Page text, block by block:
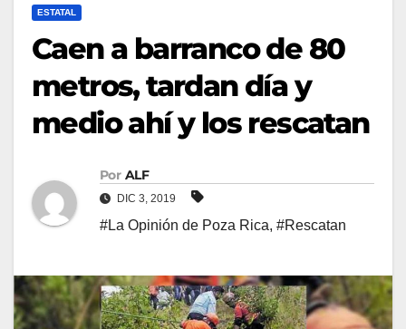
ESTATAL
Caen a barranco de 80
metros, tardan día y
medio ahí y los rescatan
Por ALF
DIC 3, 2019
#La Opinión de Poza Rica, #Rescatan